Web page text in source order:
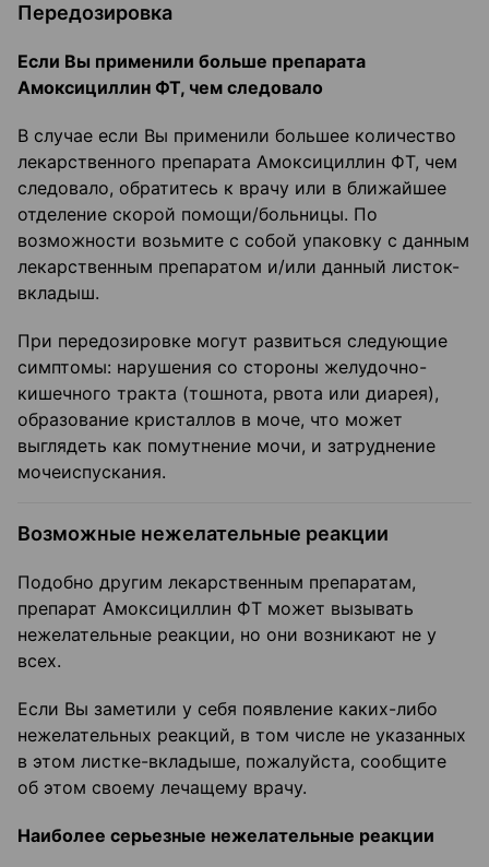
Передозировка
Если Вы применили больше препарата
Амоксициллин ФТ, чем следовало
В случае если Вы применили большее количество
лекарственного препарата Амоксициллин ФТ, чем
следовало, обратитесь к врачу или в ближайшее
отделение скорой помощи/больницы. По
возможности возьмите с собой упаковку с данным
лекарственным препаратом и/или данный листок-
вкладыш.
При передозировке могут развиться следующие
симптомы: нарушения со стороны желудочно-
кишечного тракта (тошнота, рвота или диарея),
образование кристаллов в моче, что может
выглядеть как помутнение мочи, и затруднение
мочеиспускания.
Возможные нежелательные реакции
Подобно другим лекарственным препаратам,
препарат Амоксициллин ФТ может вызывать
нежелательные реакции, но они возникают не у
всех.
Если Вы заметили у себя появление каких-либо
нежелательных реакций, в том числе не указанных
в этом листке-вкладыше, пожалуйста, сообщите
об этом своему лечащему врачу.
Наиболее серьезные нежелательные реакции